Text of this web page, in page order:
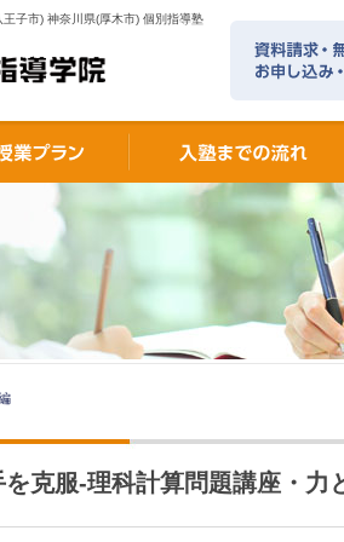
子市) 神奈川県(厚木市) 個別指導塾
克服-理科計算問題講座・力